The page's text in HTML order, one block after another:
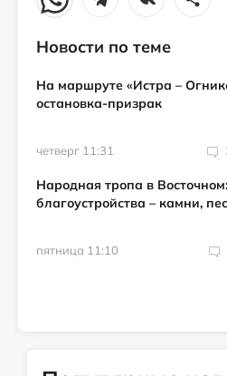
Новости по теме
На маршруте «Истра –
остановка-призрак
четверг 11:31
Народная тропа в
благоустройства – камни,
пятница 11:10